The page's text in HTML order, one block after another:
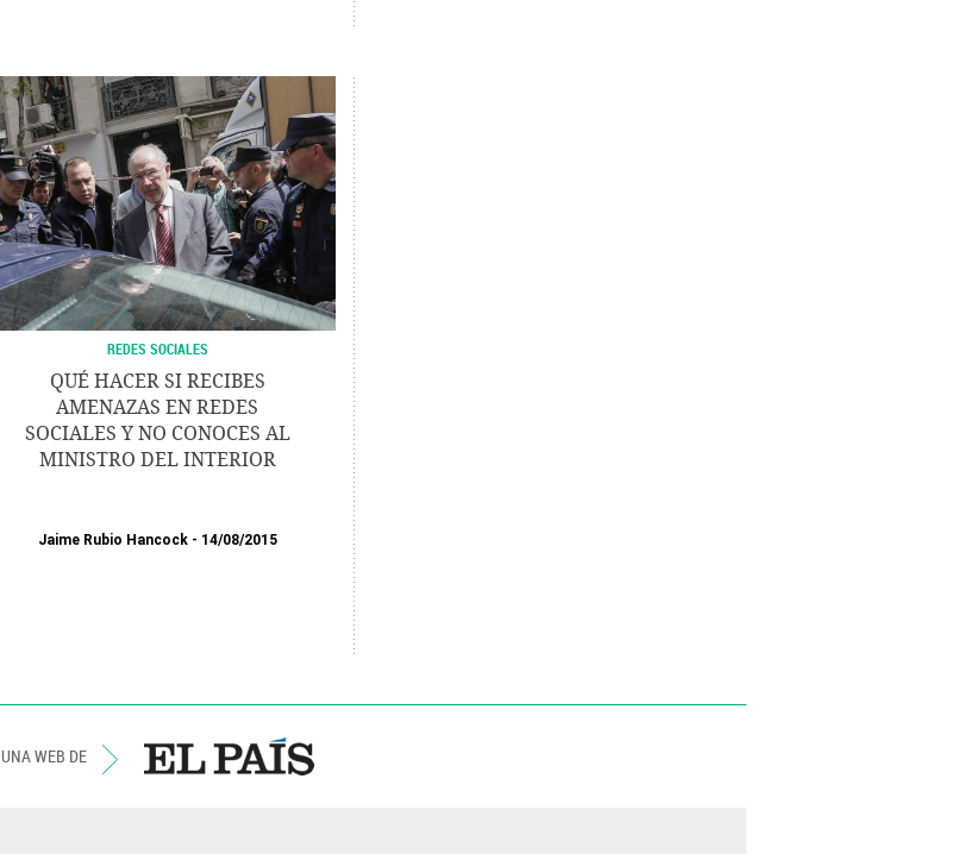
REDES SOCIALES
QUÉ HACER SI RECIBES
AMENAZAS EN REDES
SOCIALES Y NO CONOCES AL
MINISTRO DEL INTERIOR
Jaime Rubio Hancock 14/08/2015
UNA WEB DE